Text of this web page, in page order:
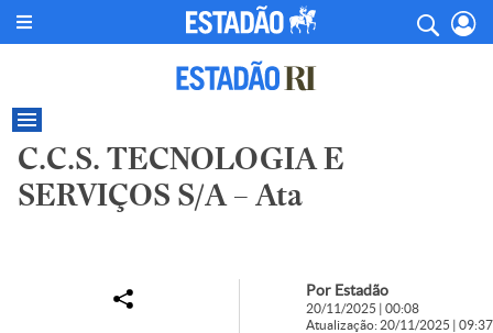
C.C.S. TECNOLOGIA E
SERVIÇOS S/A – Ata
Por Estadão
20/11/2025 | 00:08
Atualização: 20/11/2025 | 09:37